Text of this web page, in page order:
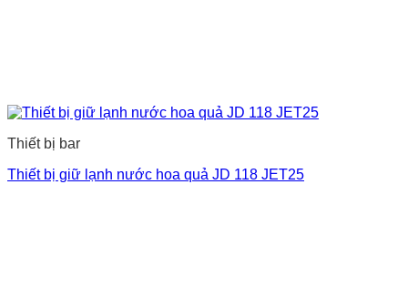
Thiết bị bar
Thiết bị giữ lạnh nước hoa quả JD 118 JET25